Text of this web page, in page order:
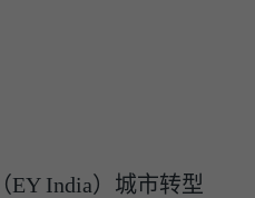
EY India）城市转型